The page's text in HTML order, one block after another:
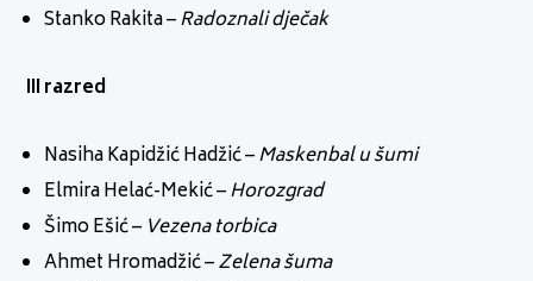
Stanko Rakita –Radoznali dječak
III razred
Nasiha Kapidžić Hadžić –Maskenbal u šumi
Elmira Helać-Mekić –Horozgrad
Šimo Ešić – Vezena torbica
Ahmet Hromadžić –Zelena šuma